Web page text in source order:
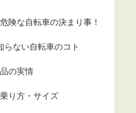
険な自転車の決まり事！
らない自転車のコト
の実情
り方・サイズ